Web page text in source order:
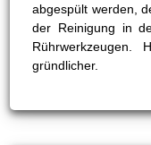
abgespült werden,
der Reinigung in
gründlicher.